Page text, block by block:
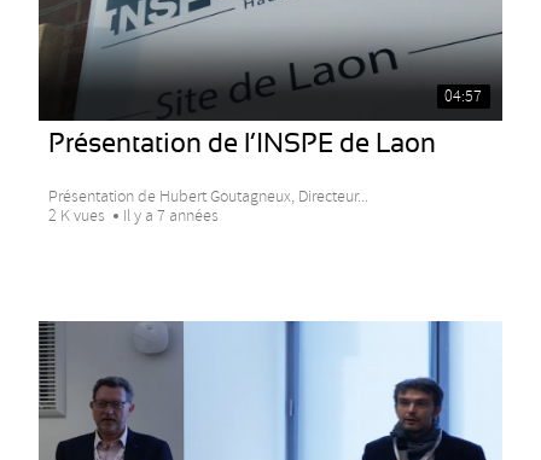
04:57
Présentation de l’INSPE de Laon
Présentation de Hubert Goutagneux, Directeur...
2 K vues
Il y a 7 années